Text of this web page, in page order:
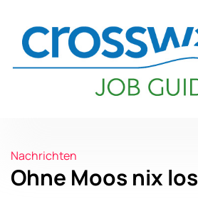
Nachrichten
Ohne Moos nix los